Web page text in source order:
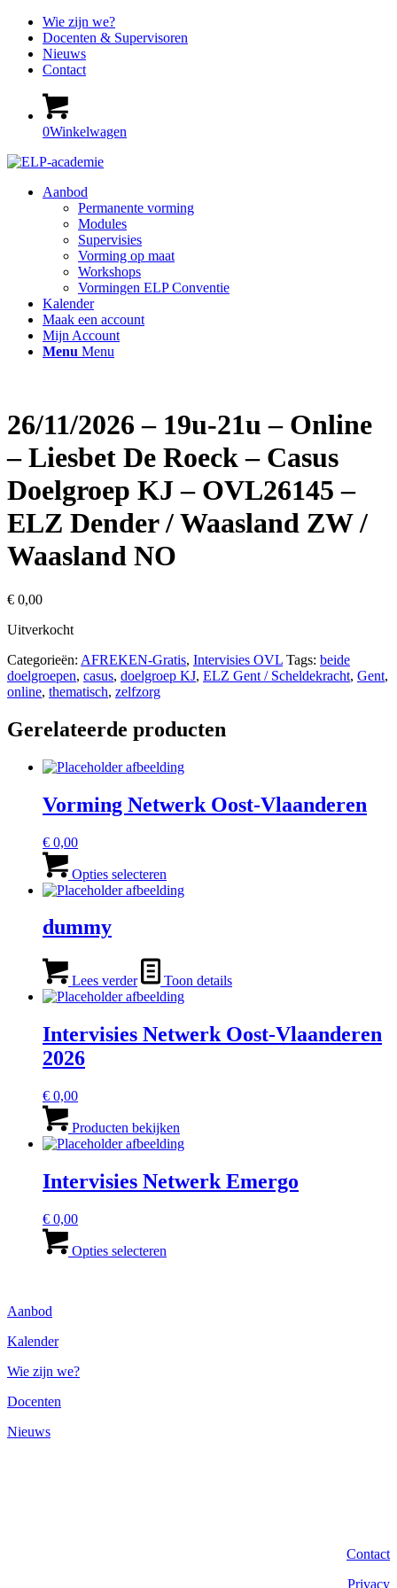
Wie zijn we?
Docenten & Supervisoren
Nieuws
Contact
0Winkelwagen
Aanbod
Permanente vorming
Modules
Supervisies
Vorming op maat
Workshops
Vormingen ELP Conventie
Kalender
Maak een account
Mijn Account
Menu Menu
26/11/2026 – 19u-21u – Online
– Liesbet De Roeck – Casus
Doelgroep KJ – OVL26145 –
ELZ Dender / Waasland ZW /
Waasland NO
€ 0,00
Uitverkocht
Categorieën: AFREKEN-Gratis, Intervisies OVL Tags: beide
doelgroepen, casus, doelgroep KJ, ELZ Gent / Scheldekracht, Gent,
online, thematisch, zelfzorg
Gerelateerde producten
Vorming Netwerk Oost-Vlaanderen
€ 0,00
Opties selecteren
heeft
gekozen
worden
de
productpagina
dummy
Lees verder Toon details
Intervisies Netwerk Oost-Vlaanderen
2026
€ 0,00
Producten bekijken
Intervisies Netwerk Emergo
€ 0,00
Opties selecteren
Aanbod
Kalender
Wie zijn we?
Docenten
Nieuws
Contact
Privacy